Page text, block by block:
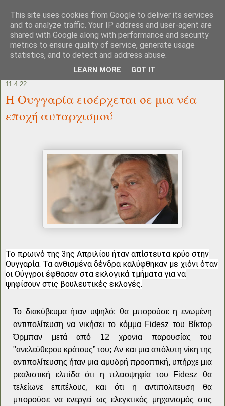
11.4.22
Η Ουγγαρία εισέρχεται σε μια νέα
εποχή αυταρχισμού
Το πρωινό της 3ης Απριλίου ήταν απίστευτα κρύο στην
Ουγγαρία. Τα ανθισμένα δένδρα καλύφθηκαν με χιόνι όταν
οι Ούγγροι έφθασαν στα εκλογικά τμήματα για να
ψηφίσουν στις βουλευτικές εκλογές.
Το διακύβευμα ήταν υψηλό: θα μπορούσε η ενωμένη
αντιπολίτευση να νικήσει το κόμμα Fidesz του Βίκτορ
Όρμπαν μετά από 12 χρονια παρουσίας του
"ανελεύθερου κράτους” του; Aν και μια απόλυτη νίκη της
αντιπολίτευσης ήταν μια αμυδρή προοπτική, υπήρχε μια
ρεαλιστική ελπίδα ότι η πλειοψηφία του Fidesz θα
τελείωνε επιτέλους, και ότι η αντιπολιτευση θα
μπορούσε να ενεργεί ως ελεγκτικός μηχανισμός στις
This site uses cookies from Google to deliver its services
and to analyze traffic. Your IP address and user-agent are
shared with Google along with performance and security
metrics to ensure quality of service, generate usage
statistics, and to detect and address abuse.
LEARN MORE GOT IT